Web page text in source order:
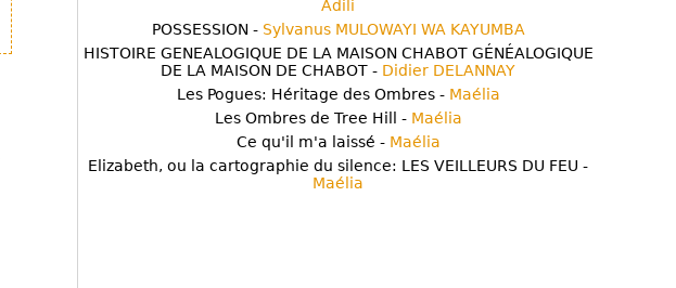
Adili
POSSESSION - Sylvanus MULOWAYI WA KAYUMBA
HISTOIRE GENEALOGIQUE DE LA MAISON CHABOT GÉNÉALOGIQUE
DE LA MAISON DE CHABOT - Didier DELANNAY
Les Pogues: Héritage des Ombres - Maélia
Les Ombres de Tree Hill - Maélia
Ce qu'il m'a laissé - Maélia
Elizabeth, ou la cartographie du silence: LES VEILLEURS DU FEU -
Maélia